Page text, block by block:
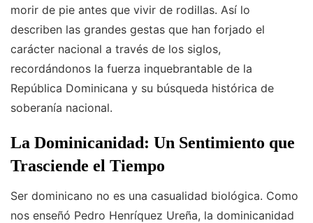
morir de pie antes que vivir de rodillas. Así lo
describen las grandes gestas que han forjado el
carácter nacional a través de los siglos,
recordándonos la fuerza inquebrantable de la
República Dominicana y su búsqueda histórica de
soberanía nacional.
La Dominicanidad: Un Sentimiento que
Trasciende el Tiempo
Ser dominicano no es una casualidad biológica. Como
nos enseñó Pedro Henríquez Ureña, la dominicanidad